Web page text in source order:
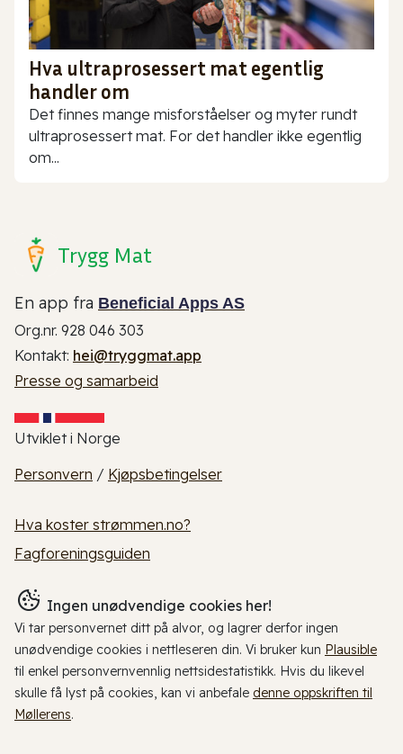
Hva ultraprosessert mat egentlig
handler om
Det finnes mange misforståelser og myter rundt
ultraprosessert mat. For det handler ikke egentlig
om...
Trygg Mat
En app fra Beneficial Apps AS
Org.nr. 928 046 303
Kontakt: hei@tryggmat.app
Presse og samarbeid
Utviklet i Norge
Personvern / Kjøpsbetingelser
Hva koster strømmen.no?
Fagforeningsguiden
Ingen unødvendige cookies her!
Vi tar personvernet ditt på alvor, og lagrer derfor ingen
unødvendige cookies i nettleseren din. Vi bruker kun Plausible
til enkel personvernvennlig nettsidestatistikk. Hvis du likevel
skulle få lyst på cookies, kan vi anbefale denne oppskriften til
Møllerens.